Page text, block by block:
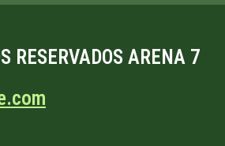
RESERVADOS ARENA 7